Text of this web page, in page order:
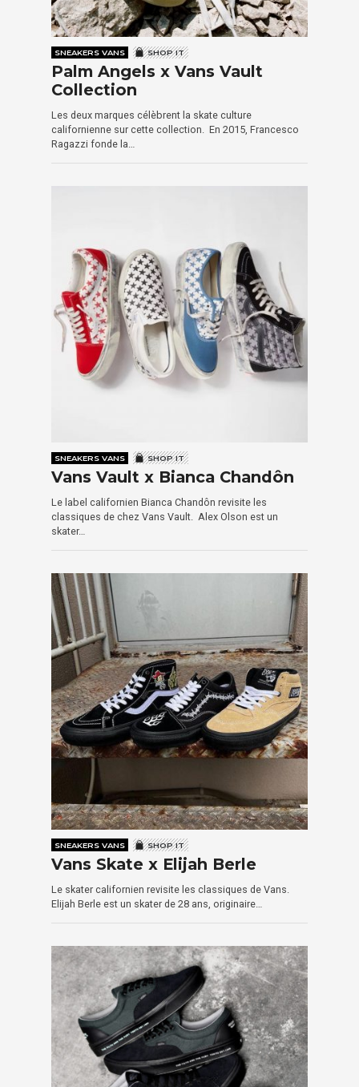
SNEAKERS VANS SHOP IT
Palm Angels x Vans Vault
Collection
Les deux marques célèbrent la skate culture
californienne sur cette collection. En 2015, Francesco
Ragazzi fonde la…
SNEAKERS VANS SHOP IT
Vans Vault x Bianca Chandôn
Le label californien Bianca Chandôn revisite les
classiques de chez Vans Vault. Alex Olson est un
skater…
SNEAKERS VANS SHOP IT
Vans Skate x Elijah Berle
Le skater californien revisite les classiques de Vans.
Elijah Berle est un skater de 28 ans, originaire…